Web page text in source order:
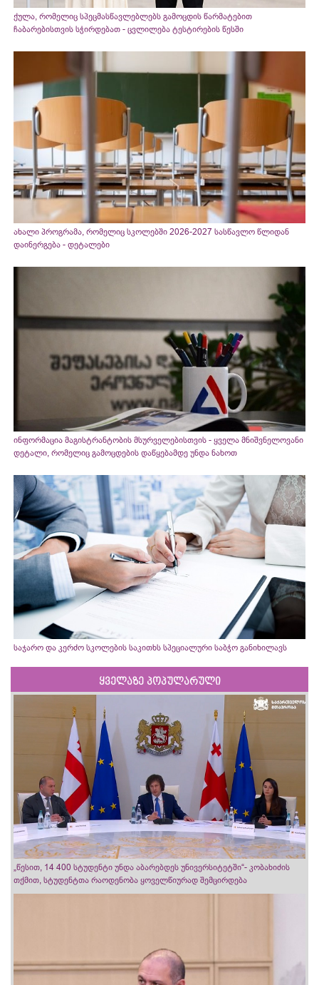
ქულა, რომელიც სპეცმასწავლებლებს გამოცდის წარმატებით
ჩაბარებისთვის სჭირდებათ - ცვლილება ტესტირების წესში
ახალი პროგრამა, რომელიც სკოლებში 2026-2027 სასწავლო წლიდან
დაინერგება - დეტალები
ინფორმაცია მაგისტრანტობის მსურველებისთვის - ყველა მნიშვნელოვანი
დეტალი, რომელიც გამოცდების დაწყებამდე უნდა ნახოთ
საჯარო და კერძო სკოლების საკითხს სპეციალური საბჭო განიხილავს
ყველაზე პოპულარული
„წესით, 14 400 სტუდენტი უნდა აბარებდეს უნივერსიტეტში“- კობახიძის
თქმით, სტუდენტთა რაოდენობა ყოველწიურად შემცირდება